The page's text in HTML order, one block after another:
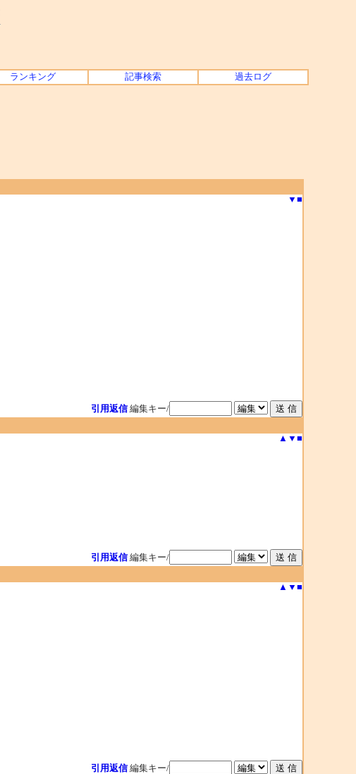
ランキング 記事検索 過去ログ
▼ ■
引用返信 編集キー/
▲ ▼ ■
引用返信 編集キー/
▲ ▼ ■
引用返信 編集キー/